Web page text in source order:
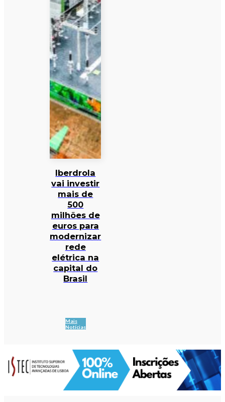
Iberdrola
vai investir
mais de
500
milhões de
euros para
modernizar
rede
elétrica na
capital do
Brasil
Mais
Notícias